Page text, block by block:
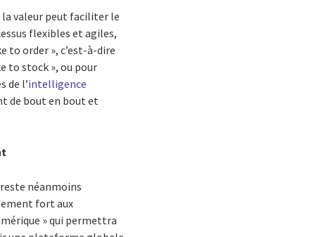
valeur peut faciliter le
flexibles et agiles,
to order », c’est-à-dire
to stock », ou pour
de l’intelligence
de bout en bout et
néanmoins
fort aux
» qui permettra